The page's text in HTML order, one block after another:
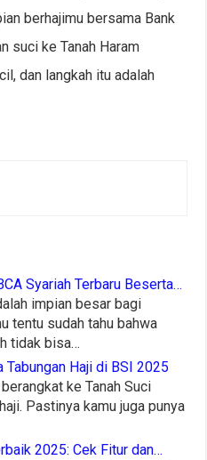
berhajimu bersama Bank
suci ke Tanah Haram
dan langkah itu adalah
Syariah Terbaru Beserta…
impian besar bagi
tentu sudah tahu bahwa
tidak bisa…
Tabungan Haji di BSI 2025
ke Tanah Suci
Pastinya kamu juga punya
2025: Cek Fitur dan…